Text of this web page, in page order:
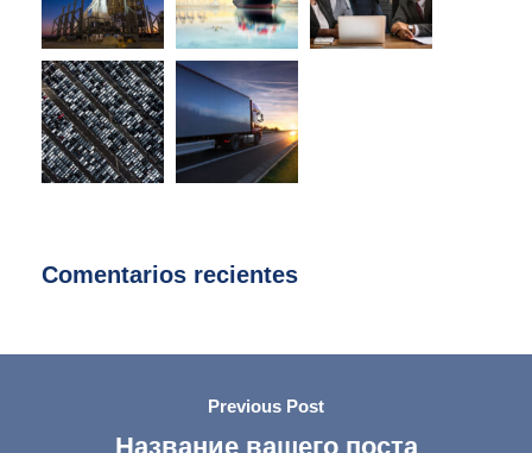
Comentarios recientes
Previous Post
Название вашего поста